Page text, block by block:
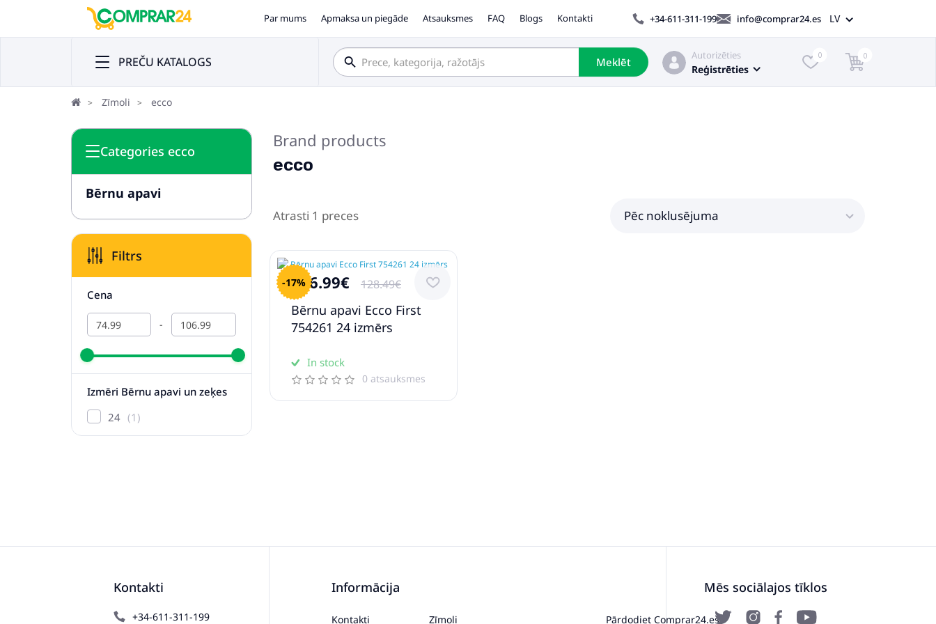
Par mums Apmaksa un piegāde Atsauksmes FAQ Blogs Kontakti +34-611-311-199 info@comprar24.es LV
PREČU KATALOGS Meklēt
Autorizēties
Reģistrēties
0 0
Zīmoli ecco
Categories ecco
Bērnu apavi
Filtrs
Cena
-
Izmēri Bērnu apavi un zeķes
24
1
Brand products
ecco
Atrasti 1 preces Pēc noklusējuma
-17%
106.99€ 128.49€
Bērnu apavi Ecco First
754261 24 izmērs
In stock
0 atsauksmes
Kontakti
+34-611-311-199
Informācija
Kontakti Zīmoli Pārdodiet Comprar24.es
Mēs sociālajos tīklos